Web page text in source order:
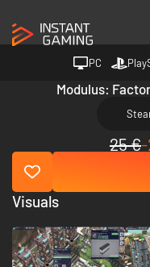
PC
Modulus:
25 €-
Visuals